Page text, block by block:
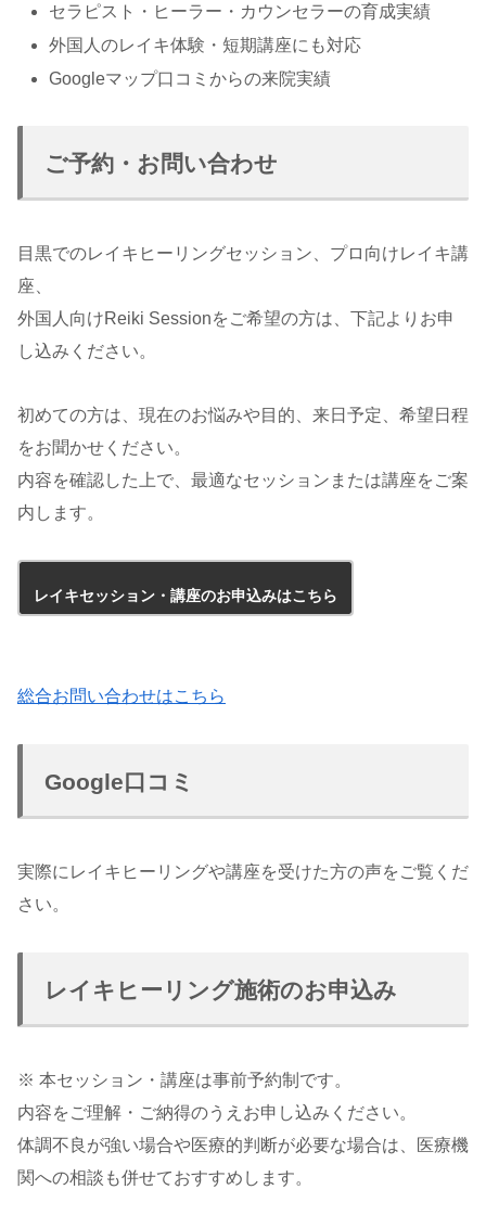
セラピスト・ヒーラー・カウンセラーの育成実績
外国人のレイキ体験・短期講座にも対応
Googleマップ口コミからの来院実績
ご予約・お問い合わせ
目黒でのレイキヒーリングセッション、プロ向けレイキ講
座、
外国人向けReiki Sessionをご希望の方は、下記よりお申
し込みください。
初めての方は、現在のお悩みや目的、来日予定、希望日程
をお聞かせください。
内容を確認した上で、最適なセッションまたは講座をご案
内します。
レイキセッション・講座のお申込みはこちら
総合お問い合わせはこちら
Google口コミ
実際にレイキヒーリングや講座を受けた方の声をご覧くだ
さい。
レイキヒーリング施術のお申込み
※ 本セッション・講座は事前予約制です。
内容をご理解・ご納得のうえお申し込みください。
体調不良が強い場合や医療的判断が必要な場合は、医療機
関への相談も併せておすすめします。